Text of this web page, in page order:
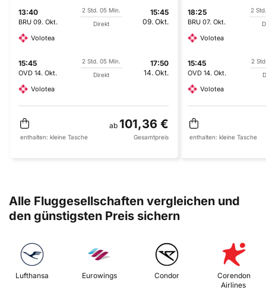
13:40
BRU 09. Okt.
2 Std. 05 Min.
Direkt
15:45
09. Okt.
Volotea
15:45
OVD 14. Okt.
2 Std. 05 Min.
Direkt
17:50
14. Okt.
Volotea
ab 101,36 €
enthalten: kleine Tasche Gesamtpreis
18:25
BRU 07. Okt.
2
Volotea
15:45
OVD 14. Okt.
2
Volotea
enthalten: kleine Tasche
Alle Fluggesellschaften vergleichen und
den günstigsten Preis sichern
Lufthansa Eurowings Condor
Corendon
Airlines